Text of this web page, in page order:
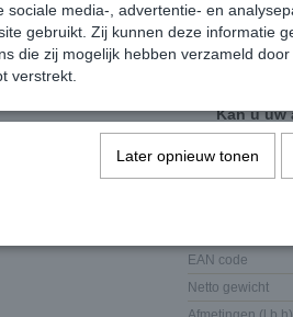
Dit artikel
Agnes
verbroken
Kan u uw
EAN code
Netto gewicht
sociale media-, advertentie- en
gebruikt. Zij kunnen deze informatie
die zij mogelijk hebben verzameld
verstrekt.
Later opnieuw tonen